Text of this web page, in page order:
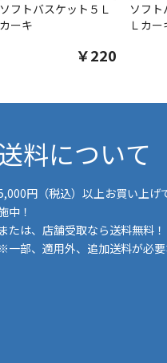
ソフトバスケット５Ｌ
カーキ
￥220
ソフト
Ｌカー
料について
円（税込）以上お買い上げ
中！
または、店舗受取なら送料無料！
※一部、適用外、追加送料が必要